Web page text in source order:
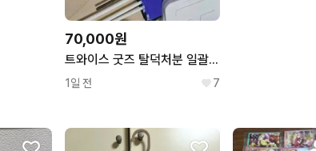
70,000원
트와이스 굿즈 탈덕처분 일괄로만
1일 전 7